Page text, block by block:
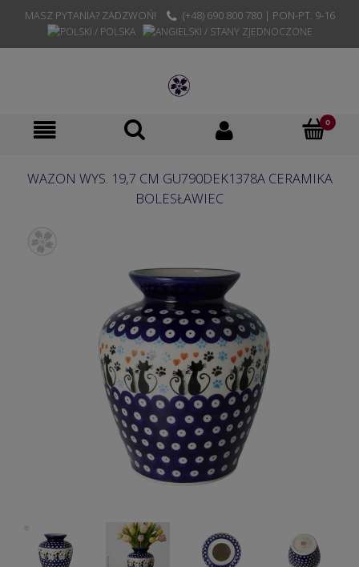
MASZ PYTANIA? ZADZWOŃ! (+48) 690 800 780 | PON-PT. 9-16
WAZON WYS. 19,7 CM GU790DEK1378A CERAMIKA
BOLESŁAWIEC